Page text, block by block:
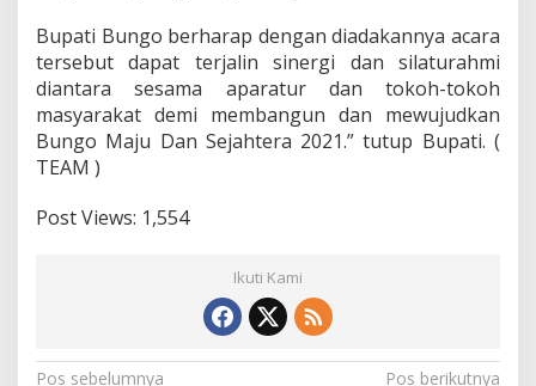
Bupati Bungo berharap dengan diadakannya acara
tersebut dapat terjalin sinergi dan silaturahmi
diantara sesama aparatur dan tokoh-tokoh
masyarakat demi membangun dan mewujudkan
Bungo Maju Dan Sejahtera 2021.” tutup Bupati. (
TEAM )
Post Views: 1,554
Ikuti Kami
Pos sebelumnya Pos berikutnya